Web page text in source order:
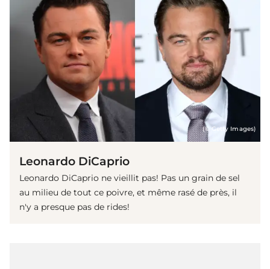
(© Getty Images)
Leonardo DiCaprio
Leonardo DiCaprio ne vieillit pas! Pas un grain de sel
au milieu de tout ce poivre, et même rasé de près, il
n'y a presque pas de rides!